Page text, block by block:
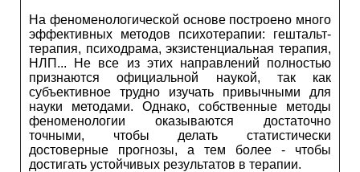
На феноменологической основе построено много
эффективных методов психотерапии: гештальт-
терапия, психодрама, экзистенциальная терапия,
НЛП... Не все из этих направлений полностью
признаются официальной наукой, так как
субъективное трудно изучать привычными для
науки методами. Однако, собственные методы
феноменологии оказываются достаточно
точными, чтобы делать статистически
достоверные прогнозы, а тем более - чтобы
достигать устойчивых результатов в терапии.